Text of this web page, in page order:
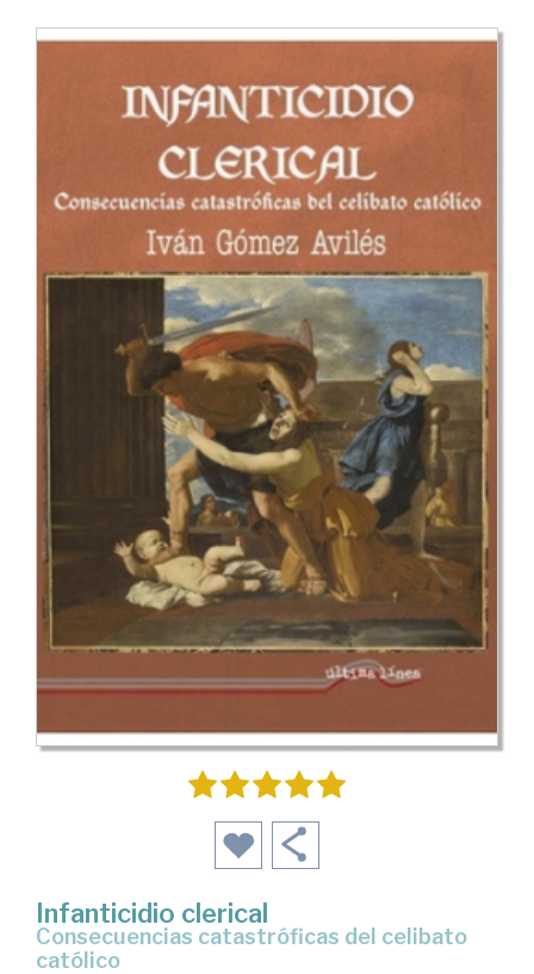
Infanticidio clerical
consecuencias catastróficas del celibato
católico